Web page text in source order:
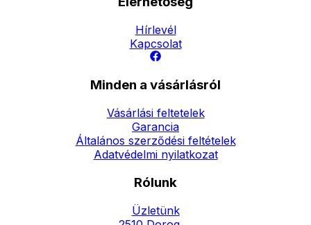
Hírlevél
Kapcsolat
Minden a vásárlásról
Vásárlási feltetelek
Garancia
Általános szerződési feltételek
Adatvédelmi nyilatkozat
Rólunk
Üzletünk